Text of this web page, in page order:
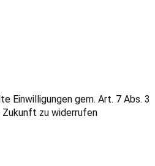
Einwilligungen gem. Art. 7 Abs. 3
Zukunft zu widerrufen